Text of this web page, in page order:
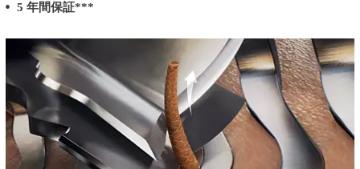
5 年間保証***